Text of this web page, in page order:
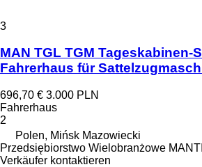
3
MAN TGL TGM Tageskabinen-
Fahrerhaus für
696,70 € 3.000 PLN
Fahrerhaus
2
Polen, Mińsk Mazowiecki
Przedsiębiorstwo Wielobranżowe
Verkäufer kontaktieren